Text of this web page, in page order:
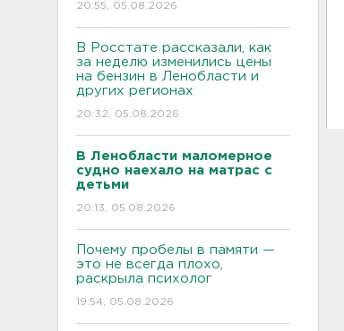
20:55, 05.08.2026
В Росстате рассказали, как
за неделю изменились цены
на бензин в Ленобласти и
других регионах
20:32, 05.08.2026
В Ленобласти маломерное
судно наехало на матрас с
детьми
20:13, 05.08.2026
Почему пробелы в памяти —
это не всегда плохо,
раскрыла психолог
19:54, 05.08.2026